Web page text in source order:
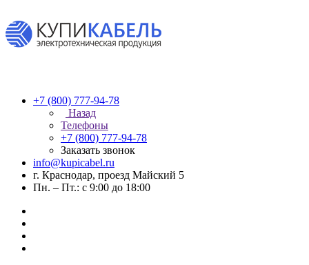
+7 (800) 777-94-78
Назад
Телефоны
+7 (800) 777-94-78
Заказать звонок
info@kupicabel.ru
г. Краснодар, проезд Майский 5
Пн. – Пт.: с 9:00 до 18:00